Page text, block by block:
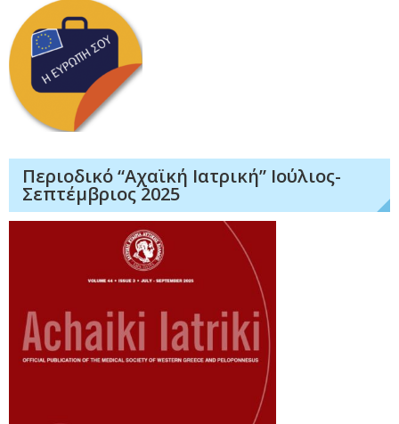
Περιοδικό “Αχαϊκή Ιατρική” Ιούλιος-
Σεπτέμβριος 2025